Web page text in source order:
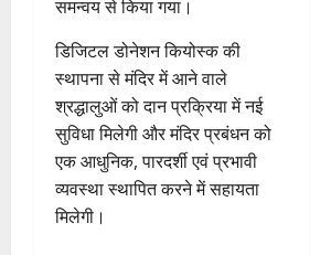
समन्वय से किया गया।
डिजिटल डोनेशन कियोस्क की
स्थापना से मंदिर में आने वाले
श्रद्धालुओं को दान प्रक्रिया में नई
सुविधा मिलेगी और मंदिर प्रबंधन को
एक आधुनिक, पारदर्शी एवं प्रभावी
व्यवस्था स्थापित करने में सहायता
मिलेगी।